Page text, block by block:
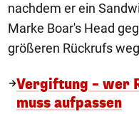
nachdem er ein
Marke Boar's Head
größeren Rückrufs
Vergiftung – wer
muss aufpassen